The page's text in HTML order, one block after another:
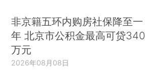
非京籍五环内购房社保降至一
年 北京市公积金最高可贷340
万元
2026年08月08日